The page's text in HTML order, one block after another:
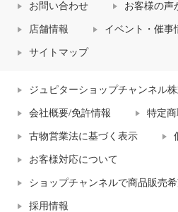
お問い合わせ お客様の声
店舗情報 イベント・催事
サイトマップ
ジュピターショップチャンネル
会社概要/免許情報 特定
古物営業法に基づく表示
お客様対応について
ショップチャンネルで商品販売
採用情報